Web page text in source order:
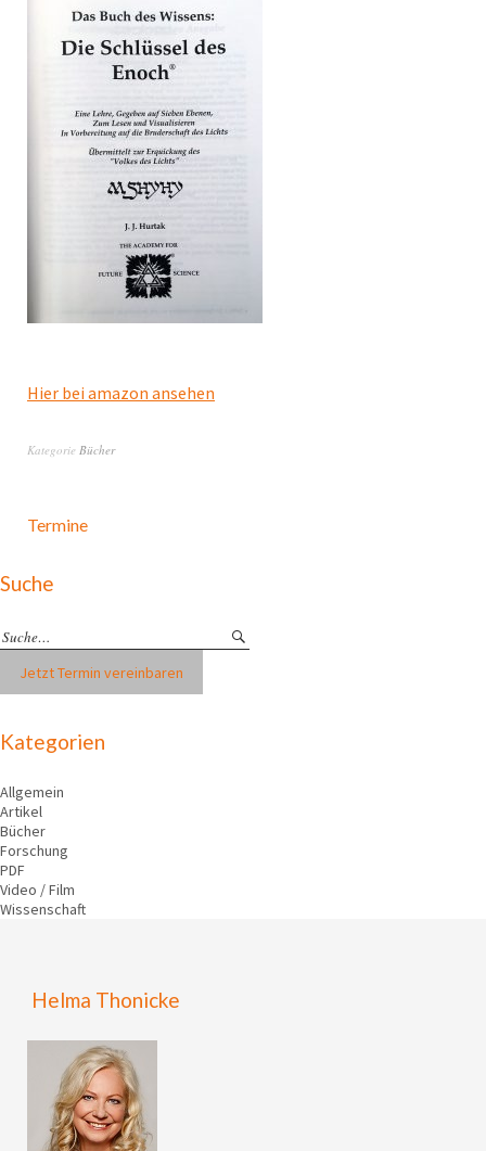
Hier bei amazon ansehen
Kategorie Bücher
Termine
Suche
Jetzt Termin vereinbaren
Kategorien
Allgemein
Artikel
Bücher
Forschung
PDF
Video / Film
Wissenschaft
Helma Thonicke